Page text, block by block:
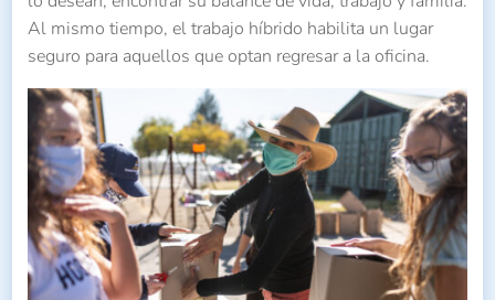
Al mismo tiempo, el trabajo híbrido habilita un lugar
seguro para aquellos que optan regresar a la oficina.